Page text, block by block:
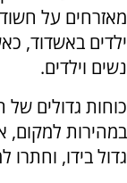
מאזרחים על
ילדים באשדוד,
נשים וילדים.
כוחות גדולים
במהירות
גדול בידו, וחתרו